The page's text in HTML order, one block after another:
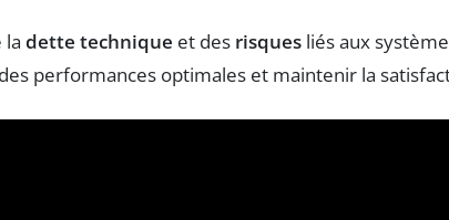
la dette technique et des risques liés aux
performances optimales et maintenir la